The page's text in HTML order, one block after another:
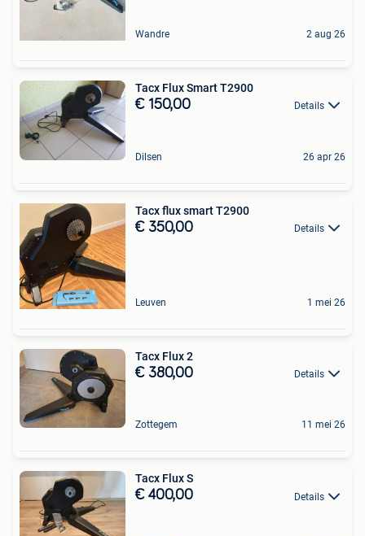
Wandre 2 aug 26
Tacx Flux Smart T2900
€ 150,00 Details
Dilsen 26 apr 26
Tacx flux smart T2900
€ 350,00 Details
Leuven 1 mei 26
Tacx Flux 2
€ 380,00 Details
Zottegem 11 mei 26
Tacx Flux S
€ 400,00 Details